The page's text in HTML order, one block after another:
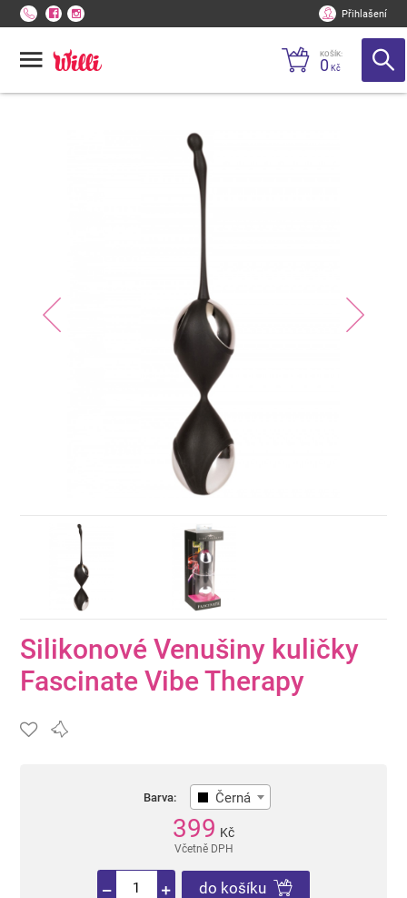
Přihlašení
KOŠÍK:
0 Kč
Silikonové Venušiny kuličky
Fascinate Vibe Therapy
Barva: Černá
399 Kč
Včetně DPH
do košíku